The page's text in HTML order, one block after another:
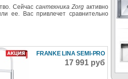
Сейчас сантехника Zorg активно
ее. Вас привлечет сравнительно
FRANKE LINA SEMI-PRO
17 991 руб